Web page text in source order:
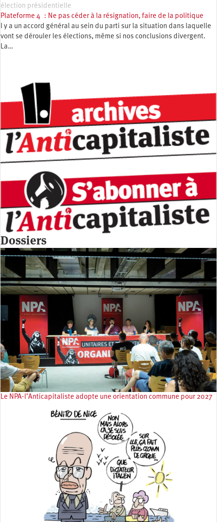
élection présidentielle
Plateforme 4 : Ne pas céder à la résignation, faire de la politique
l y a un accord général au sein du parti sur la situation dans laquelle
vont se dérouler les élections, même si nos conclusions divergent.
La…
Dossiers
Le NPA-l’Anticapitaliste adopte une orientation commune pour 2027